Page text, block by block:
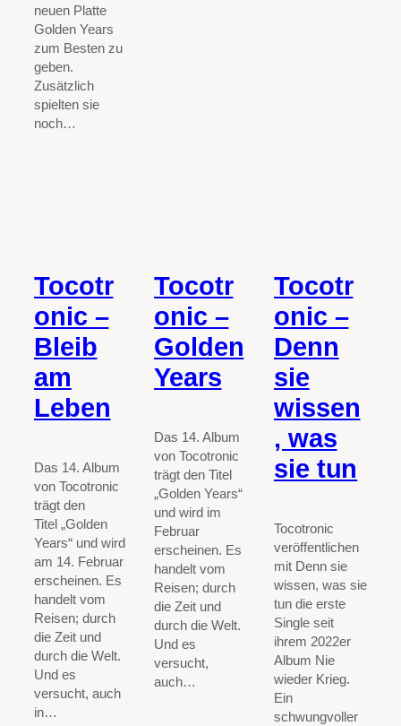
neuen Platte
Golden Years
zum Besten zu
geben.
Zusätzlich
spielten sie
noch…
Tocotr
onic –
Bleib
am
Leben
Das 14. Album
von Tocotronic
trägt den
Titel „Golden
Years“ und wird
am 14. Februar
erscheinen. Es
handelt vom
Reisen; durch
die Zeit und
durch die Welt.
Und es
versucht, auch
in…
Tocotr
onic –
Golden
Years
Das 14. Album
von Tocotronic
trägt den Titel
„Golden Years“
und wird im
Februar
erscheinen. Es
handelt vom
Reisen; durch
die Zeit und
durch die Welt.
Und es
versucht,
auch…
Tocotr
onic –
Denn
sie
wissen
, was
sie tun
Tocotronic
veröffentlichen
mit Denn sie
wissen, was sie
tun die erste
Single seit
ihrem 2022er
Album Nie
wieder Krieg.
Ein
schwungvoller